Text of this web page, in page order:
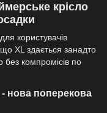
крісло
користувачів
XL здається занадто
без компромісів по
- нова поперекова